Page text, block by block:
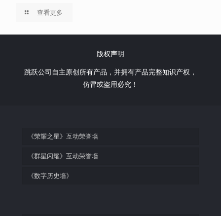
查看更多
版权声明
跳跃公司自主原创所有产品，并拥有产品完整知识产权，
仿冒或盗用必究！
《荣耀之星》互动荣誉墙
《群星闪耀》互动荣誉墙
《数字历史墙》